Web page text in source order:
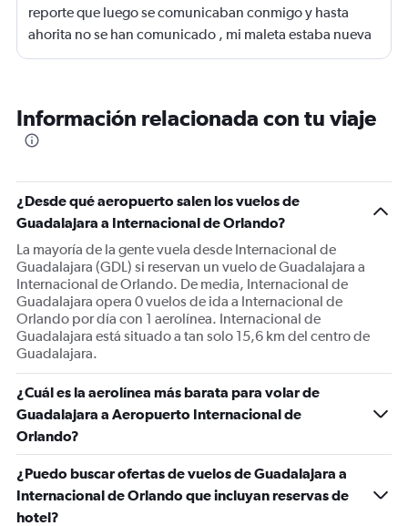
reporte que luego se comunicaban conmigo y hasta
ahorita no se han comunicado , mi maleta estaba nueva
Información relacionada con tu viaje
¿Desde qué aeropuerto salen los vuelos de
Guadalajara a Internacional de Orlando?
La mayoría de la gente vuela desde Internacional de
Guadalajara (GDL) si reservan un vuelo de Guadalajara a
Internacional de Orlando. De media, Internacional de
Guadalajara opera 0 vuelos de ida a Internacional de
Orlando por día con 1 aerolínea. Internacional de
Guadalajara está situado a tan solo 15,6 km del centro de
Guadalajara.
¿Cuál es la aerolínea más barata para volar de
Guadalajara a Aeropuerto Internacional de
Orlando?
¿Puedo buscar ofertas de vuelos de Guadalajara a
Internacional de Orlando que incluyan reservas de
hotel?